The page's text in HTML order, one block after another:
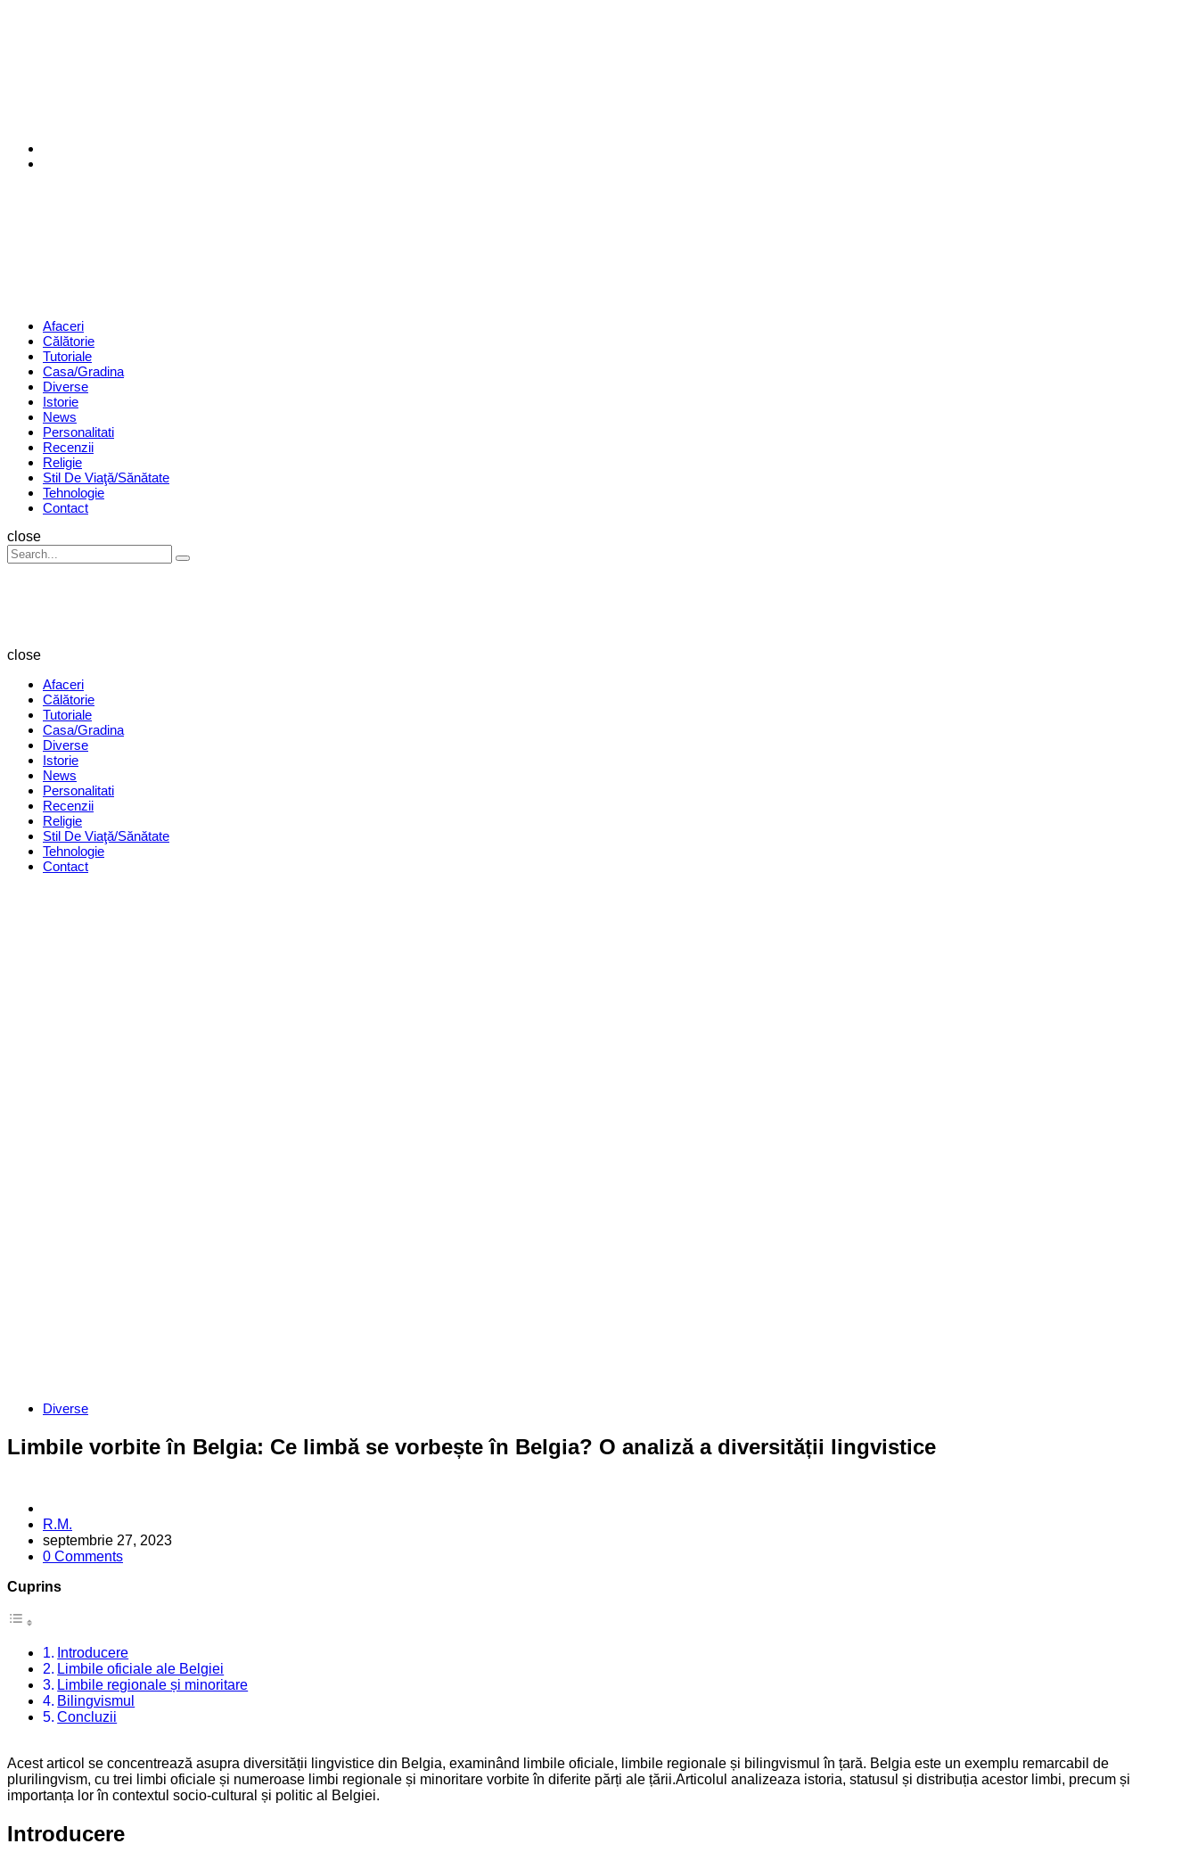
Menu Afaceri
Călătorie
Tutoriale
Casa/Gradina
Diverse
Istorie
News
Personalitati
Recenzii
Religie
Stil De Viaţă/Sănătate
Tehnologie
Contact
Search
close
Search
for:
Search
close
Afaceri
Călătorie
Tutoriale
Casa/Gradina
Diverse
Istorie
News
Personalitati
Recenzii
Religie
Stil De Viaţă/Sănătate
Tehnologie
Contact
Categories
Diverse
Limbile vorbite în Belgia: Ce limbă se vorbește în Belgia? O analiză a diversității lingvistice
Posted
by
R.M.
septembrie 27, 2023
0 Comments
Cuprins
Introducere
Limbile oficiale ale Belgiei
Limbile regionale și minoritare
Bilingvismul
Concluzii
Acest articol se concentrează asupra diversității lingvistice din Belgia, examinând limbile oficiale, limbile regionale și bilingvismul în țară. Belgia este un exemplu remarcabil de
plurilingvism, cu trei limbi oficiale și numeroase limbi regionale și minoritare vorbite în diferite părți ale țării.Articolul analizeaza istoria, statusul și distribuția acestor limbi, precum și
importanța lor în contextul socio-cultural și politic al Belgiei.
Introducere